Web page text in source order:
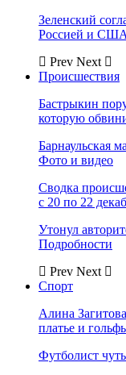
Зеленский
Россией и
Prev Next
Происшествия
Бастрыкин
которую
Барнаульская
Фото и видео
Сводка
с 20 по 22
Утонул
Подробности
Prev Next
Спорт
Алина
платье и
Футболист